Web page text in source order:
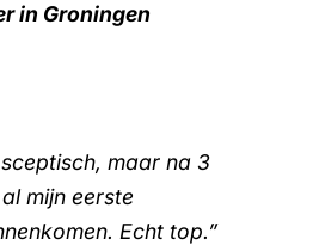
in Groningen
maar na 3
mijn eerste
Echt top.”